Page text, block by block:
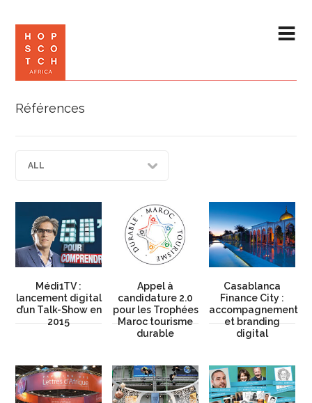
Références
ALL
Médi1TV :
lancement digital
d’un Talk-Show en
2015
Appel à
candidature 2.0
pour les Trophées
Maroc tourisme
durable
Casablanca
Finance City :
accompagnement
et branding
digital